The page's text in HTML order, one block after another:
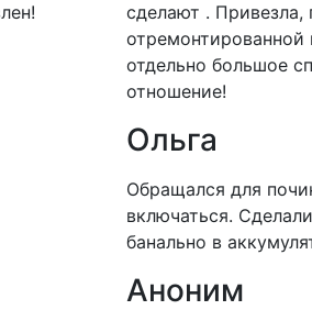
сделают . Привезла,
отдельно большое
отношение!
Ольга
Обращался для
включаться.
банально в
Аноним